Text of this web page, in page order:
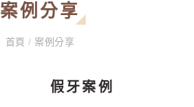
案例分享
首頁/ 案例分享
假牙案例